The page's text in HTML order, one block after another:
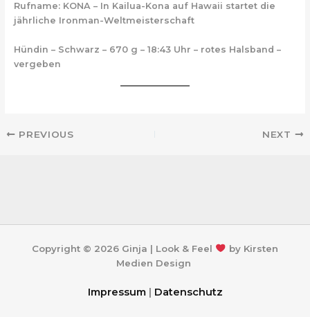
Rufname: KONA – In Kailua-Kona auf Hawaii startet die
jährliche Ironman-Weltmeisterschaft
Hündin – Schwarz – 670 g – 18:43 Uhr – rotes Halsband –
vergeben
PREVIOUS NEXT
Copyright © 2026 Ginja | Look & Feel
by Kirsten
Medien Design
Impressum | Datenschutz